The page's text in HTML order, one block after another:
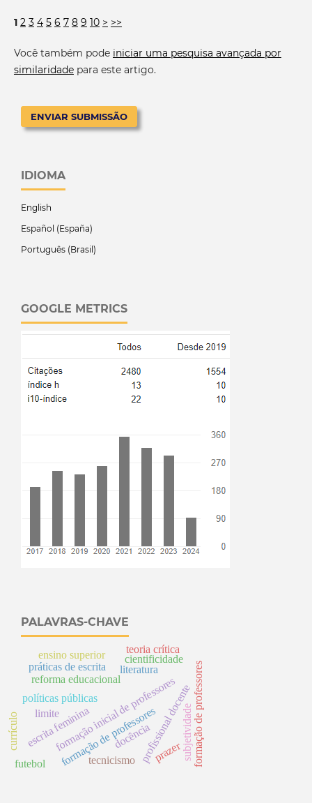
1 2 3 4 5 6 7 8 9 10 > >>
Você também pode iniciar uma pesquisa avançada por
similaridadepara este artigo.
ENVIAR SUBMISSÃO
IDIOMA
English
Español (España)
Português (Brasil)
GOOGLE METRICS
PALAVRAS-CHAVE
políticas públicas
f
o
r
m
a
ç
ã
o
de
p
r
o
f
e
s
s
o
r
e
sp
r
o
f
i
s
s
i
o
n
a
l
d
o
c
e
n
t
e
reforma educacional
formação inicial de professores
práticas de escrita literatura
escrita feminina formação de professores
ensino superior cientificidade
tecnicismo subjetividade
docência
currículo
prazer
limite
futebol
teoria crítica